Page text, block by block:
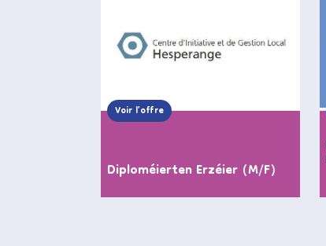
Voir l’offre
Diploméierten Erzéier (M/F)